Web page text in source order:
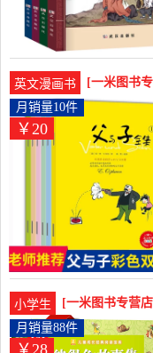
英文漫画书
[一米图书
版小学生二
￥20
月销量10件
小学生
[一米图书专营
版正版10-12月
￥28
月销量88件